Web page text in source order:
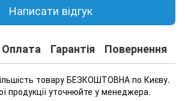
Написати відгук
Оплата Гарантія Повернення
товару БЕЗКОШТОВНА по Києву.
продукції уточнюйте у менеджера.